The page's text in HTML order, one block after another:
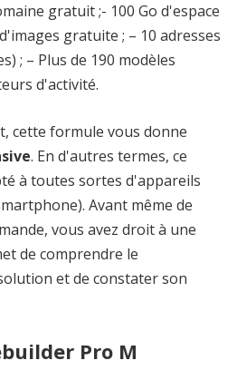
gratuit ;- 100 Go d'espace
gratuite ; – 10 adresses
; – Plus de 190 modèles
d'activité.
cette formule vous donne
. En d'autres termes, ce
à toutes sortes d'appareils
Avant même de
vous avez droit à une
de comprendre le
et de constater son
Pro M